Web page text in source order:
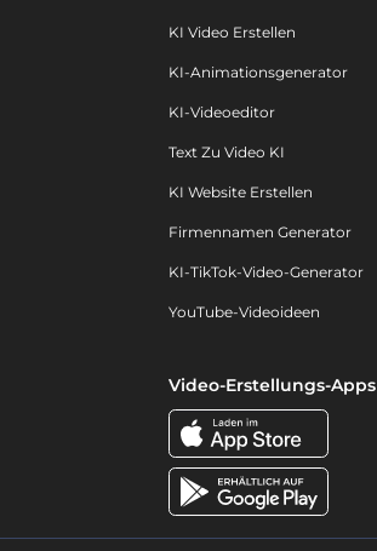
KI Video Erstellen
KI-Animationsgenerator
KI-Videoeditor
Text Zu Video KI
KI Website Erstellen
Firmennamen Generator
KI-TikTok-Video-Generator
YouTube-Videoideen
Video-Erstellungs-Apps